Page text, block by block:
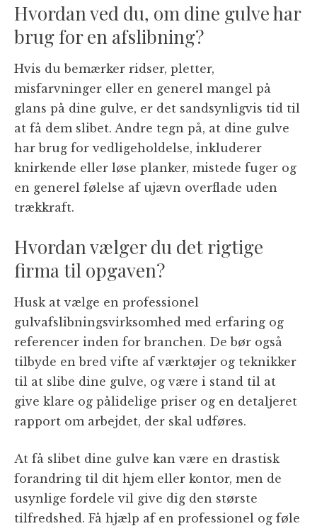
Hvordan ved du, om dine gulve har
brug for en afslibning?
Hvis du bemærker ridser, pletter,
misfarvninger eller en generel mangel på
glans på dine gulve, er det sandsynligvis tid til
at få dem slibet. Andre tegn på, at dine gulve
har brug for vedligeholdelse, inkluderer
knirkende eller løse planker, mistede fuger og
en generel følelse af ujævn overflade uden
trækkraft.
Hvordan vælger du det rigtige
firma til opgaven?
Husk at vælge en professionel
gulvafslibningsvirksomhed med erfaring og
referencer inden for branchen. De bør også
tilbyde en bred vifte af værktøjer og teknikker
til at slibe dine gulve, og være i stand til at
give klare og pålidelige priser og en detaljeret
rapport om arbejdet, der skal udføres.
At få slibet dine gulve kan være en drastisk
forandring til dit hjem eller kontor, men de
usynlige fordele vil give dig den største
tilfredshed. Få hjælp af en professionel og føle